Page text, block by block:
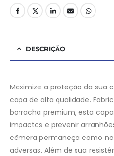
DESCRIÇÃO
Maximize a proteção da sua
capa de alta qualidade.
borracha premium, esta
impactos e prevenir
câmera permaneça como
adversas. Além de sua